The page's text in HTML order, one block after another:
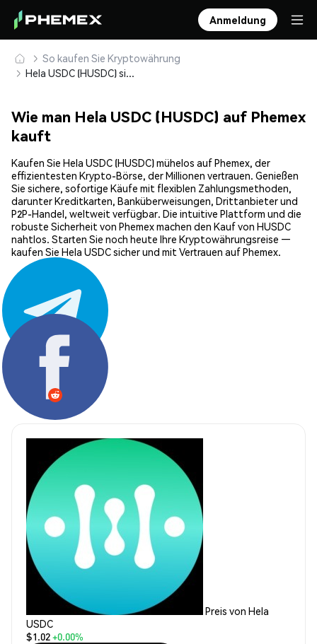
Anmeldung
So kaufen Sie Kryptowährung
Hela USDC (HUSDC) sicher kaufen und speichern
Wie man Hela USDC (HUSDC) auf Phemex
kauft
Kaufen Sie Hela USDC (HUSDC) mühelos auf Phemex, der
effizientesten Krypto-Börse, der Millionen vertrauen. Genießen
Sie sichere, sofortige Käufe mit flexiblen Zahlungsmethoden,
darunter Kreditkarten, Banküberweisungen, Drittanbieter und
P2P-Handel, weltweit verfügbar. Die intuitive Plattform und die
robuste Sicherheit von Phemex machen den Kauf von HUSDC
nahtlos. Starten Sie noch heute Ihre Kryptowährungsreise —
kaufen Sie Hela USDC sicher und mit Vertrauen auf Phemex.
Teilen:
Preis von Hela
USDC
$1.02+0.00%